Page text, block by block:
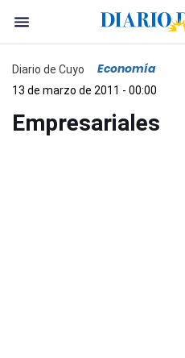
Diario de Cuyo Economía
13 de marzo de 2011 - 00:00
Empresariales